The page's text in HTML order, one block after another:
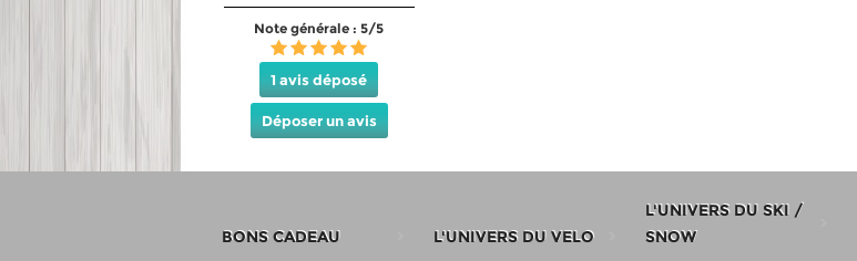
Note générale : 5/5
1 avis déposé
Déposer un avis
BONS CADEAU L'UNIVERS DU VELO
L'UNIVERS DU SKI /
SNOW